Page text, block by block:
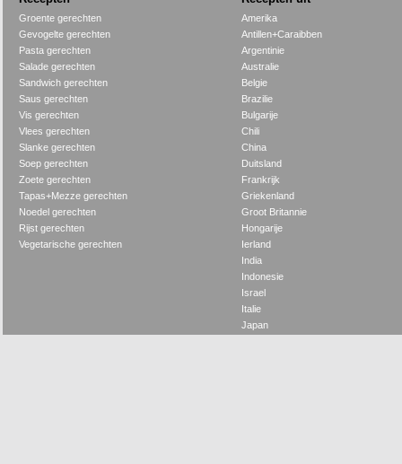
Groente gerechten
Gevogelte gerechten
Pasta gerechten
Salade gerechten
Sandwich gerechten
Saus gerechten
Vis gerechten
Vlees gerechten
Slanke gerechten
Soep gerechten
Zoete gerechten
Tapas+Mezze gerechten
Noedel gerechten
Rijst gerechten
Vegetarische gerechten
Amerika
Antillen+Caraibben
Argentinie
Australie
Belgie
Brazilie
Bulgarije
Chili
China
Duitsland
Frankrijk
Griekenland
Groot Britannie
Hongarije
Ierland
India
Indonesie
Israel
Italie
Japan